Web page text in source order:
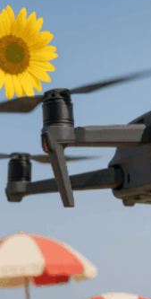
L’app DJI Fly si
gestire il